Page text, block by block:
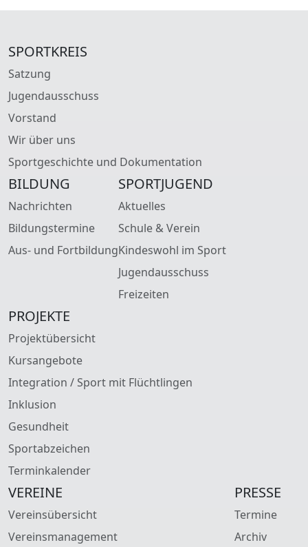
SPORTKREIS
Satzung
Jugendausschuss
Vorstand
Wir über uns
Sportgeschichte und Dokumentation
BILDUNG
Nachrichten
Bildungstermine
Aus- und Fortbildung
SPORTJUGEND
Aktuelles
Schule & Verein
Kindeswohl im Sport
Jugendausschuss
Freizeiten
PROJEKTE
Projektübersicht
Kursangebote
Integration / Sport mit Flüchtlingen
Inklusion
Gesundheit
Sportabzeichen
Terminkalender
VEREINE
Vereinsübersicht
Vereinsmanagement
PRESSE
Termine
Archiv